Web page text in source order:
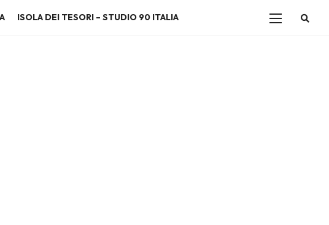
ISOLA DEI TESORI – STUDIO 90 ITALIA